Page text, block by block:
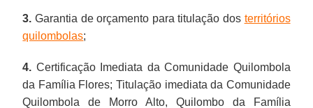
3. Garantia de orçamento para titulação dos territórios
quilombolas;
4. Certificação Imediata da Comunidade Quilombola
da Família Flores; Titulação imediata da Comunidade
Quilombola de Morro Alto, Quilombo da Família